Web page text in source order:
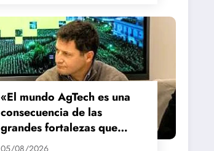
«El mundo AgTech es una
consecuencia de las
grandes fortalezas que
tenemos en la región»
05/08/2026